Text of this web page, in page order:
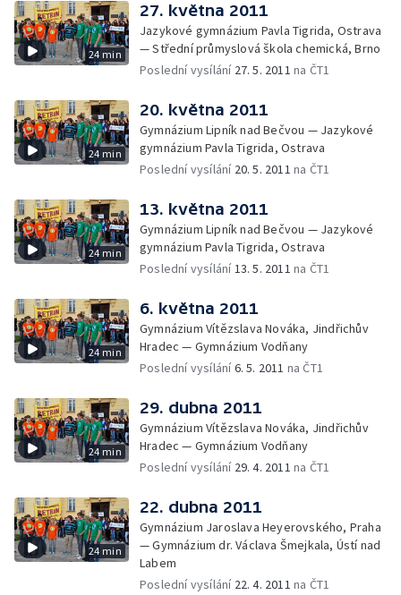
24 min
27. května 2011
Jazykové gymnázium Pavla Tigrida, Ostrava
— Střední průmyslová škola chemická, Brno
Poslední vysílání 27. 5. 2011 na ČT1
24 min
20. května 2011
Gymnázium Lipník nad Bečvou — Jazykové
gymnázium Pavla Tigrida, Ostrava
Poslední vysílání 20. 5. 2011 na ČT1
24 min
13. května 2011
Gymnázium Lipník nad Bečvou — Jazykové
gymnázium Pavla Tigrida, Ostrava
Poslední vysílání13. 5. 2011 na ČT1
24 min
6. května 2011
Gymnázium Vítězslava Nováka, Jindřichův
Hradec — Gymnázium Vodňany
Poslední vysílání6. 5. 2011 na ČT1
24 min
29. dubna 2011
Gymnázium Vítězslava Nováka, Jindřichův
Hradec — Gymnázium Vodňany
Poslední vysílání 29. 4. 2011 na ČT1
24 min
22. dubna 2011
Gymnázium Jaroslava Heyerovského, Praha
— Gymnázium dr. Václava Šmejkala, Ústí nad
Labem
Poslední vysílání 22. 4. 2011 na ČT1